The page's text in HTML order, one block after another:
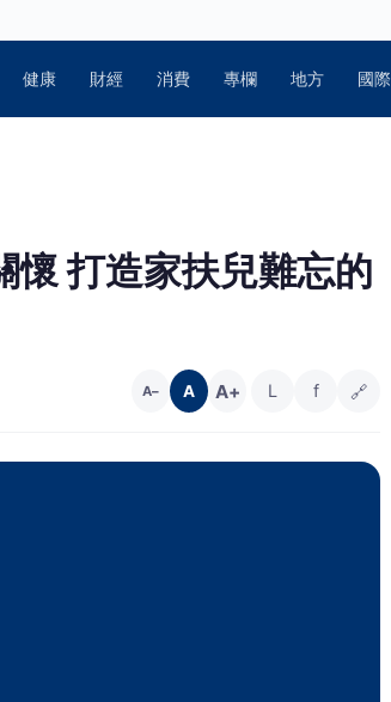
健康 財經 消費 專欄 地方 國際
懷 打造家扶兒難忘的
A− A A+ L f 🔗